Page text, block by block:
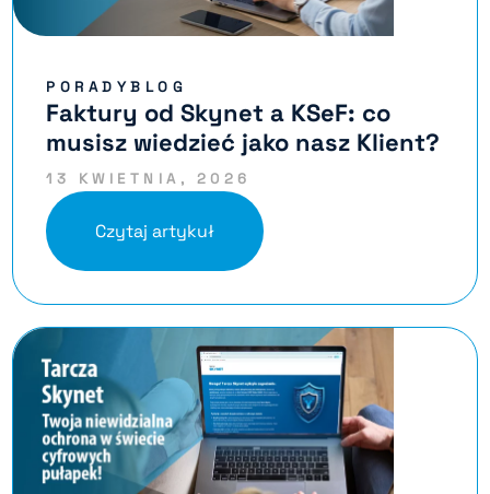
PORADYBLOG
Faktury od Skynet a KSeF: co
musisz wiedzieć jako nasz Klient?
13 KWIETNIA, 2026
Czytaj artykuł